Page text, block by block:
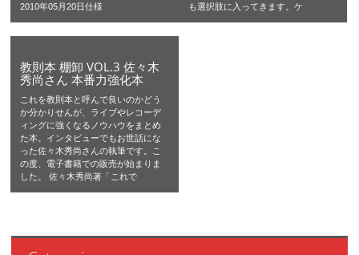
2010年05月20日仕様
も選択肢に入ってきます。ケ
教則本 棚卸 VOL.3 佐々木
秀尚さん 本番力強化本
これを教則本と呼んで良いのかどう
か分かりせんが、ライブやレコーデ
ィングに強くなるノウハウをまとめ
た本。インタビューでもお世話にな
った佐々木秀尚さんの執筆です。こ
の度、電子書籍での販売が始まりま
した。 佐々木秀尚著「これで